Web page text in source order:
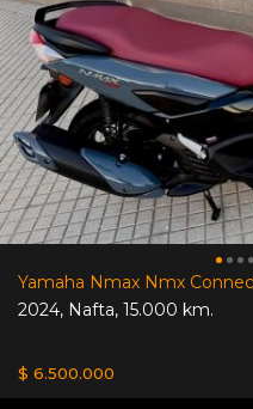
Yamaha Nmax Nmx
2024, Nafta, 15.000 km.
$ 6.500.000